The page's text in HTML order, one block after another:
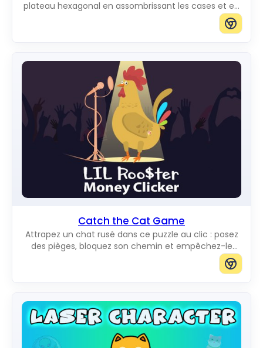
plateau hexagonal en assombrissant les cases et en
Catch the Cat Game
Attrapez un chat rusé dans ce puzzle au clic : posez
des pièges, bloquez son chemin et empêchez-le